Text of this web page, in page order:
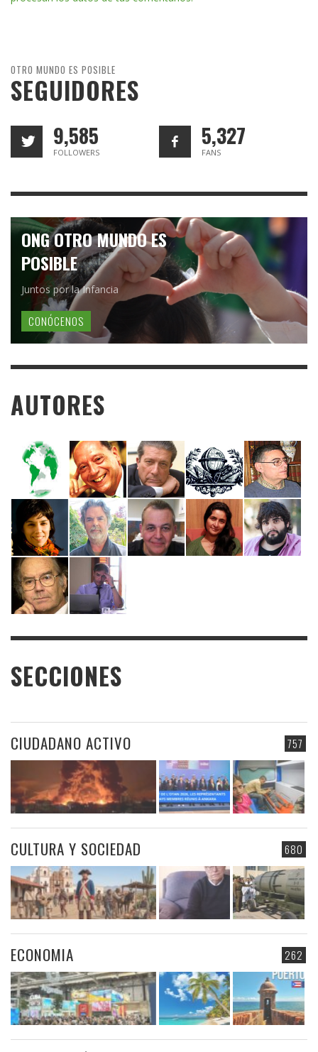
OTRO MUNDO ES POSIBLE
SEGUIDORES
9,585
FOLLOWERS
5,327
FANS
ONG OTRO MUNDO ES
POSIBLE
Juntos por la Infancia
CONÓCENOS
AUTORES
SECCIONES
757
CIUDADANO ACTIVO
680
CULTURA Y SOCIEDAD
262
ECONOMIA